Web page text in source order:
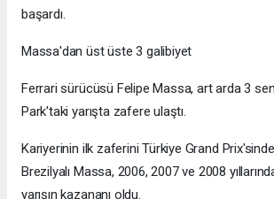
başardı.
Massa'dan üst üste 3 galibiyet
Ferrari sürücüsü Felipe Massa, art arda 3
Park'taki yarışta zafere ulaştı.
Kariyerinin ilk zaferini Türkiye Grand
Brezilyalı Massa, 2006, 2007 ve 2008
yarışın kazananı oldu.